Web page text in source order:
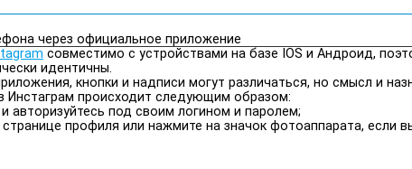
через официальное приложение
совместимо с устройствами на базе IOS и Андроид,
идентичны.
кнопки и надписи могут различаться, но смысл и
Инстаграм происходит следующим образом:
под своим логином и паролем;
странице профиля или нажмите на значок фотоаппарата, если